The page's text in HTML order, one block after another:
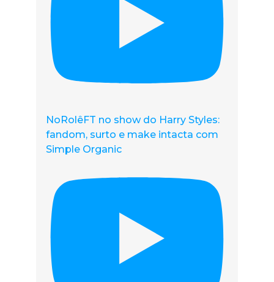
NoRolêFT no show do Harry Styles:
fandom, surto e make intacta com
Simple Organic